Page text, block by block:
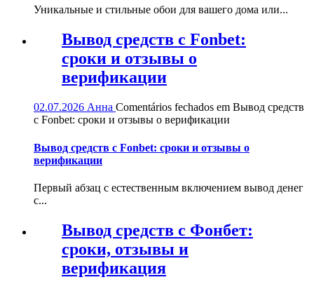
Уникальные и стильные обои для вашего дома или...
Вывод средств с Fonbet:
сроки и отзывы о
верификации
02.07.2026 Анна Comentários fechados em Вывод средств
с Fonbet: сроки и отзывы о верификации
Вывод средств с Fonbet: сроки и отзывы о
верификации
Первый абзац с естественным включением вывод денег
с...
Вывод средств с Фонбет:
сроки, отзывы и
верификация